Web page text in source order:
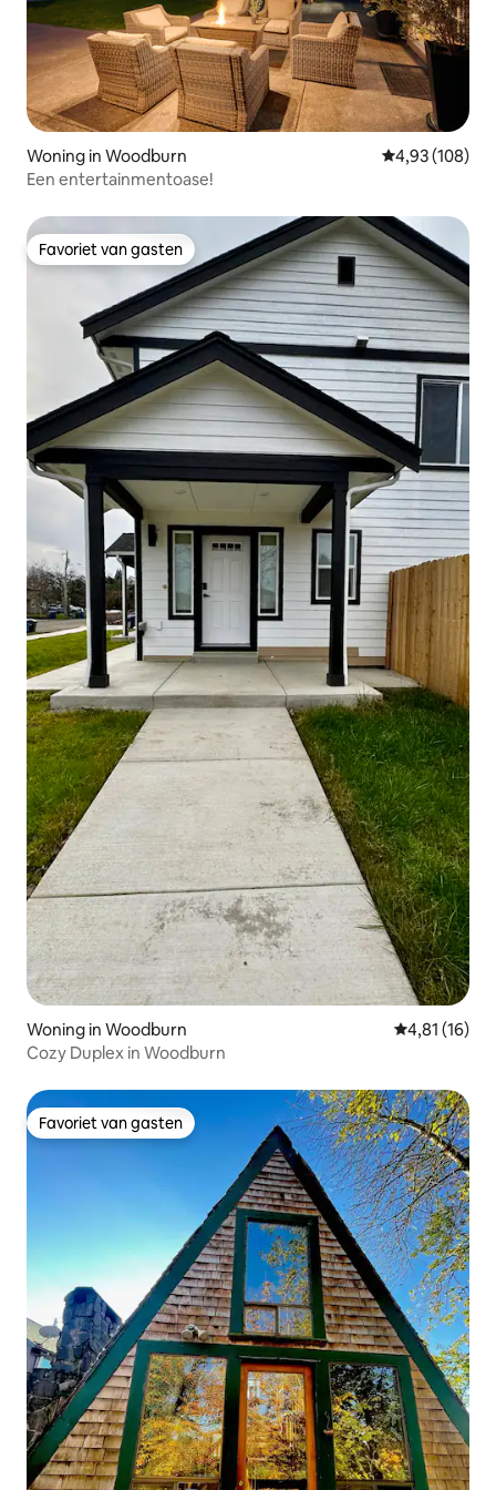
Woning in Woodburn Gemiddelde
4,93 (108)
Een entertainmentoase!
Favoriet van gasten
Favoriet van gasten
Woning in Woodburn Gemiddelde
4,81 (16)
Cozy Duplex in Woodburn
Favoriet van gasten
Favoriet van gasten